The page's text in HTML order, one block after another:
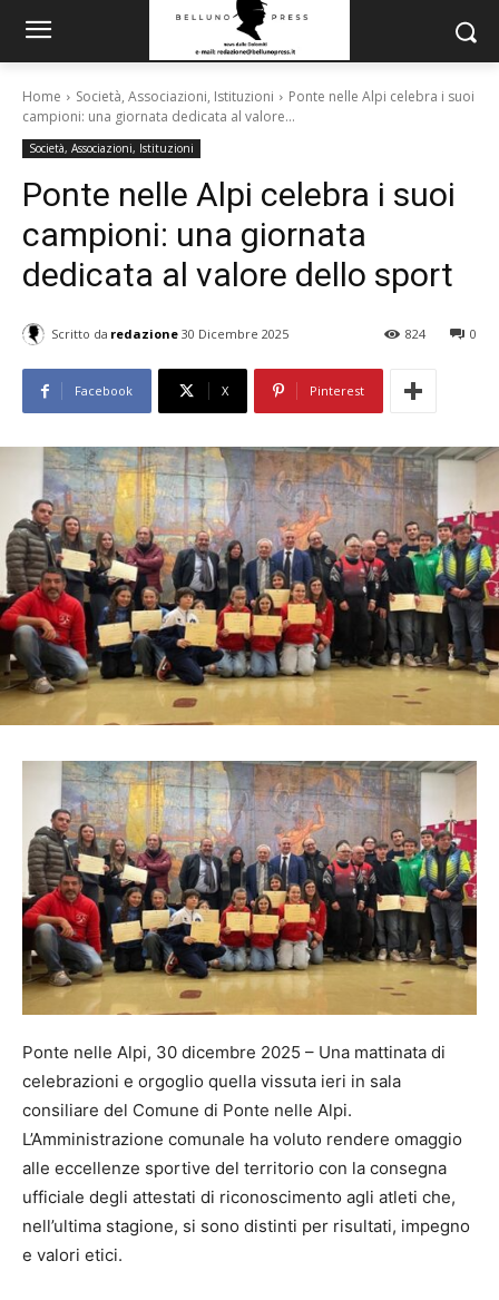
Home Società, Associazioni, Istituzioni
Ponte nelle Alpi celebra i suoi
campioni: una giornata dedicata al valore...
Società, Associazioni, Istituzioni
Ponte nelle Alpi celebra i suoi
campioni: una giornata
dedicata al valore dello sport
Scritto da redazione 30 Dicembre 2025 0
824
Facebook X Pinterest
Ponte nelle Alpi, 30 dicembre 2025 – Una mattinata di
celebrazioni e orgoglio quella vissuta ieri in sala
consiliare del Comune di Ponte nelle Alpi.
L’Amministrazione comunale ha voluto rendere omaggio
alle eccellenze sportive del territorio con la consegna
ufficiale degli attestati di riconoscimento agli atleti che,
nell’ultima stagione, si sono distinti per risultati, impegno
e valori etici.